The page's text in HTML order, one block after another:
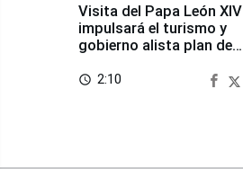
Visita del Papa León XIV
impulsará el turismo y
gobierno alista plan de
access_time 2:10